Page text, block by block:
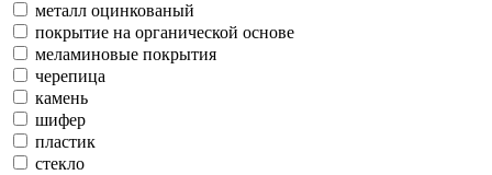
металл оцинкованый
покрытие на органической основе
меламиновые покрытия
черепица
камень
шифер
пластик
стекло